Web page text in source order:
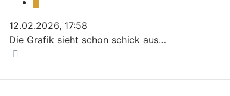
12.02.2026, 17:58
Die Grafik sieht schon schick aus…